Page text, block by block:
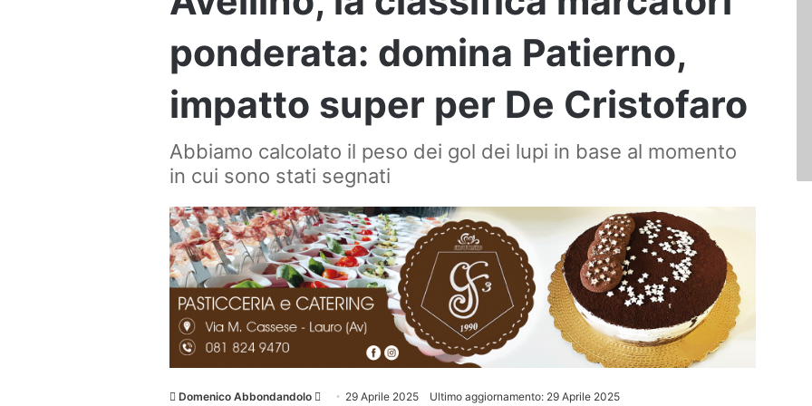
ponderata: domina Patierno,
impatto super per De Cristofaro
Abbiamo calcolato il peso dei gol dei lupi in base al momento
in cui sono stati segnati
Domenico Abbondandolo Invia 29 Aprile 2025 Ultimo aggiornamento: 29 Aprile 2025